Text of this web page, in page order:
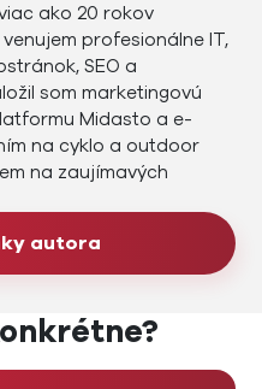
ako 20 rokov
profesionálne IT,
SEO a
som marketingovú
Midasto a e-
na cyklo a outdoor
na zaujímavých
autora